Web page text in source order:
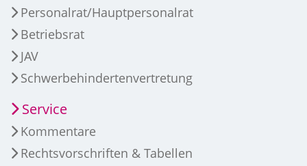
Personalrat/Hauptpersonalrat
Betriebsrat
JAV
Schwerbehindertenvertretung
Service
Kommentare
Rechtsvorschriften & Tabellen